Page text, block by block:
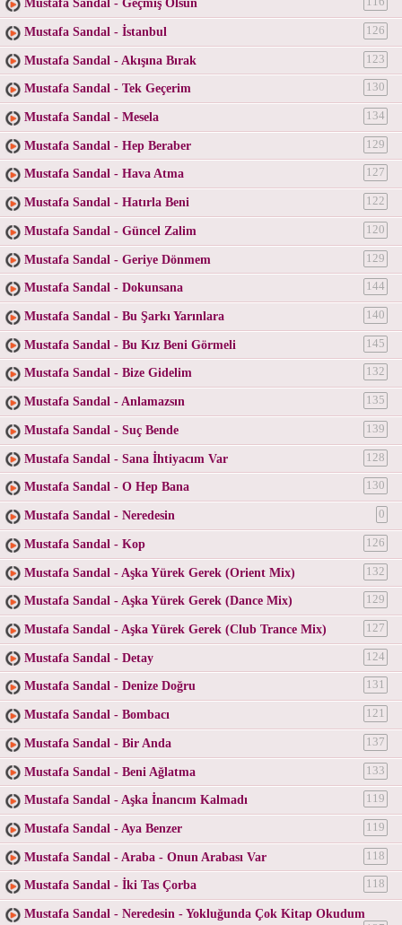
Mustafa Sandal - İstanbul 126
Mustafa Sandal - Akışına Bırak 123
Mustafa Sandal - Tek Geçerim 130
Mustafa Sandal - Mesela 134
Mustafa Sandal - Hep Beraber 129
Mustafa Sandal - Hava Atma 127
Mustafa Sandal - Hatırla Beni 122
Mustafa Sandal - Güncel Zalim 120
Mustafa Sandal - Geriye Dönmem 129
Mustafa Sandal - Dokunsana 144
Mustafa Sandal - Bu Şarkı Yarınlara 140
Mustafa Sandal - Bu Kız Beni Görmeli 145
Mustafa Sandal - Bize Gidelim 132
Mustafa Sandal - Anlamazsın 135
Mustafa Sandal - Suç Bende 139
Mustafa Sandal - Sana İhtiyacım Var 128
Mustafa Sandal - O Hep Bana 130
Mustafa Sandal - Neredesin 0
Mustafa Sandal - Kop 126
Mustafa Sandal - Aşka Yürek Gerek (Orient Mix) 132
Mustafa Sandal - Aşka Yürek Gerek (Dance Mix) 129
Mustafa Sandal - Aşka Yürek Gerek (Club Trance Mix) 127
Mustafa Sandal - Detay 124
Mustafa Sandal - Denize Doğru 131
Mustafa Sandal - Bombacı 121
Mustafa Sandal - Bir Anda 137
Mustafa Sandal - Beni Ağlatma 133
Mustafa Sandal - Aşka İnancım Kalmadı 119
Mustafa Sandal - Aya Benzer 119
Mustafa Sandal - Araba - Onun Arabası Var 118
Mustafa Sandal - İki Tas Çorba 118
Mustafa Sandal - Neredesin - Yokluğunda Çok Kitap Okudum